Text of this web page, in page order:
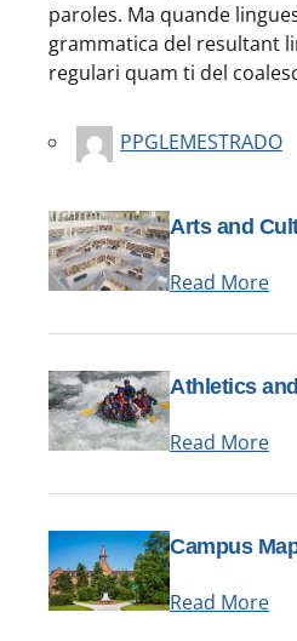
paroles. Ma quande
grammatica del resultant
regulari quam ti del
PPGLEMESTRADO
Arts and
Read More
Athletics
Read More
Campus
Read More